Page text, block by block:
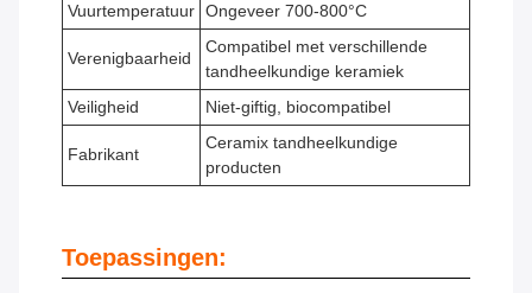
Vuurtemperatuur Ongeveer 700-800°C
Verenigbaarheid
Compatibel met verschillende
tandheelkundige keramiek
Veiligheid
Niet-giftig, biocompatibel
Fabrikant
Ceramix tandheelkundige
producten
Toepassingen: